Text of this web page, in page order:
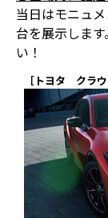
当日はモニュ
台を展示しま
い！
［トヨタ クラウ